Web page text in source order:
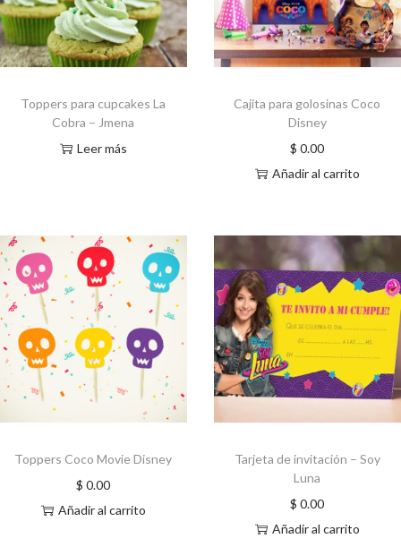
Toppers para cupcakes La
Cobra – Jmena
Leer más
Cajita para golosinas Coco
Disney
$ 0.00
Añadir al carrito
Toppers Coco Movie Disney
$ 0.00
Añadir al carrito
Tarjeta de invitación – Soy
Luna
$ 0.00
Añadir al carrito